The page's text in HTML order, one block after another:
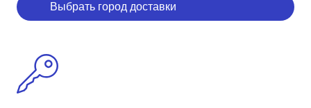
Выбрать город доставки